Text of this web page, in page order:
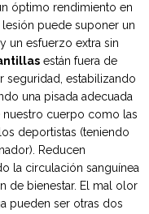
óptimo rendimiento en
lesión puede suponer un
un esfuerzo extra sin
están fuera de
seguridad, estabilizando
una pisada adecuada
nuestro cuerpo como las
deportistas (teniendo
Reducen
la circulación sanguínea
de bienestar. El mal olor
pueden ser otras dos